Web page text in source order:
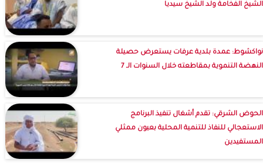
الشيخ الفخامة ولد الشيخ سيديا
نواكشوط: عمدة بلدية عرفات يستعرض حصيلة
النهضة التنموية بمقاطعته خلال السنوات الـ 7
الحوض الشرقي: تقدم أشغال تنفيذ البرنامج
الاستعجالي للنفاذ للتنمية المحلية بعيون ممثلي
المستفيدين